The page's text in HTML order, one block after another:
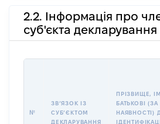
2.2. Інформація про
суб'єкта декларування
№
ЗВʼЯЗОК ІЗ
СУБʼЄКТОМ
ДЕКЛАРУВАННЯ
ПРІЗВИЩЕ,
БАТЬКОВІ (ЗА
НАЯВНОСТІ)